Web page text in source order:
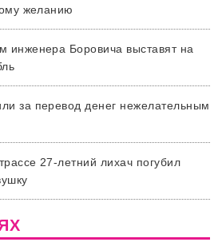
желанию
инженера Боровича выставят на
за перевод денег нежелательным
27-летний лихач погубил